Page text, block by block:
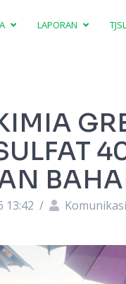
LAPORAN TJSL
13:42 /